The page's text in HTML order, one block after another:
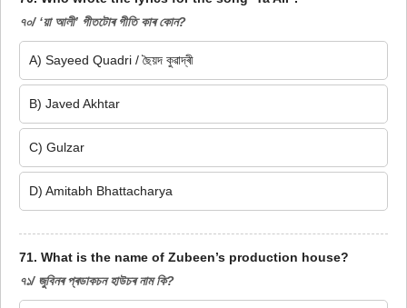
৭০/ ‘য়া আলী’ গীতটোৰ গীতি কাৰ কোন?
A) Sayeed Quadri / ছৈয়দ কুৱাদ্ৰী
B) Javed Akhtar
C) Gulzar
D) Amitabh Bhattacharya
71. What is the name of Zubeen’s production house?
৭১/ জুবিনৰ প্ৰডাকচন হাউচৰ নাম কি?